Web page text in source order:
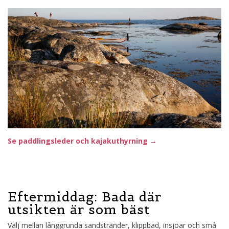
Se paddlingsleder och kajakuthyrning →
Eftermiddag: Bada där
utsikten är som bäst
Välj mellan långgrunda sandstränder, klippbad, insjöar och små